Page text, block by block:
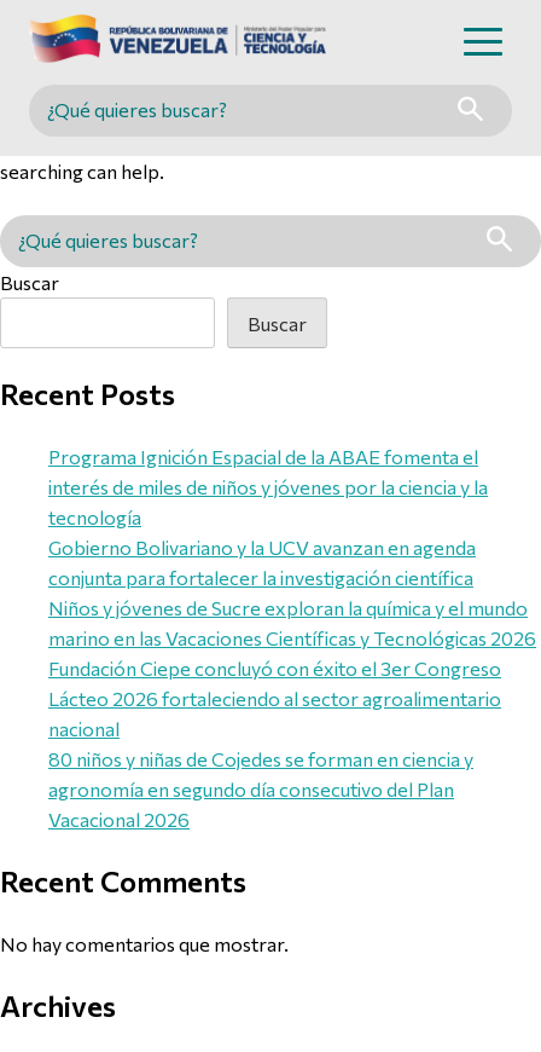
Buscar en MINCYT
searching can help.
Buscar en MINCYT
Buscar
Buscar
Recent Posts
Programa Ignición Espacial de la ABAE fomenta el
interés de miles de niños y jóvenes por la ciencia y la
tecnología
Gobierno Bolivariano y la UCV avanzan en agenda
conjunta para fortalecer la investigación científica
Niños y jóvenes de Sucre exploran la química y el mundo
marino en las Vacaciones Científicas y Tecnológicas 2026
Fundación Ciepe concluyó con éxito el 3er Congreso
Lácteo 2026 fortaleciendo al sector agroalimentario
nacional
80 niños y niñas de Cojedes se forman en ciencia y
agronomía en segundo día consecutivo del Plan
Vacacional 2026
Recent Comments
No hay comentarios que mostrar.
Archives